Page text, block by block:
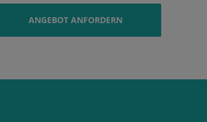
ANGEBOT ANFORDERN